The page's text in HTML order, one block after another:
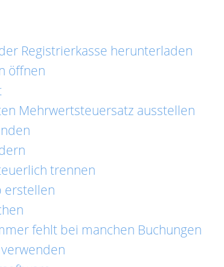
Registrierkasse herunterladen
öffnen
Mehrwertsteuersatz ausstellen
trennen
erstellen
fehlt bei manchen Buchungen